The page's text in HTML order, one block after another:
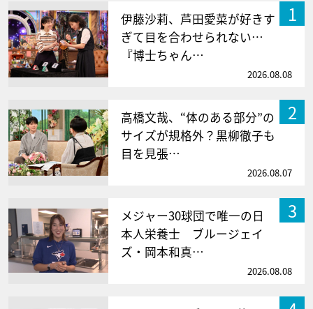
1
伊藤沙莉、芦田愛菜が好きす
ぎて目を合わせられない…
『博士ちゃん…
2026.08.08
2
高橋文哉、“体のある部分”の
サイズが規格外？黒柳徹子も
目を見張…
2026.08.07
3
メジャー30球団で唯一の日
本人栄養士 ブルージェイ
ズ・岡本和真…
2026.08.08